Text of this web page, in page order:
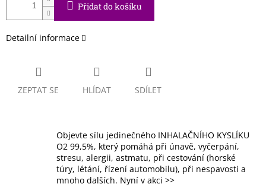
Přidat do košíku
Detailní informace
ZEPTAT SE HLÍDAT SDÍLET
Objevte sílu jedinečného INHALAČNÍHO KYSLÍKU
O2 99,5%, který pomáhá při únavě, vyčerpání,
stresu, alergii, astmatu, při cestování (horské
túry, létání, řízení automobilu), při nespavosti a
mnoho dalších. Nyní v akci >>